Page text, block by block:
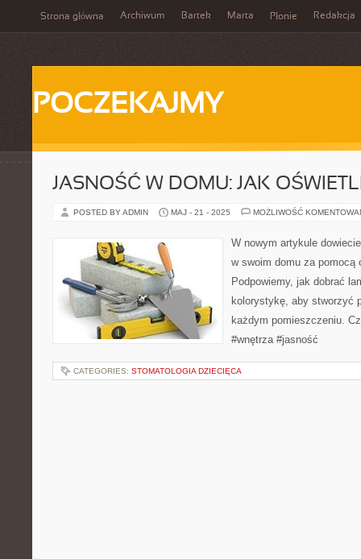
Strona główna Archiwum Bartek Marta Płonie Redakcja
POCZEKAJMY
JASNOŚĆ W DOMU: JAK
POSTED BY ADMIN MAJ - 21 - 2025 MOŻLIWOŚĆ
W nowym artykule
w swoim domu za pomocą
Podpowiemy, jak dobrać
kolorystykę, aby stworzyć
każdym pomieszczeniu.
#wnętrza #jasność
CATEGORIES: STOMATOLOGIA DZIECIĘCA